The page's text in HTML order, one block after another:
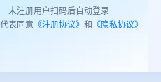
未注册用户扫码后自动登录
表同意 《注册协议》 和 《隐私协议》